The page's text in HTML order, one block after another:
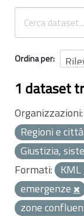
INFORMAZIONI
Ordina per
1 dataset
Organizzazioni:
Regioni e città
Giustizia,
Formati: KML
emergenze
zone